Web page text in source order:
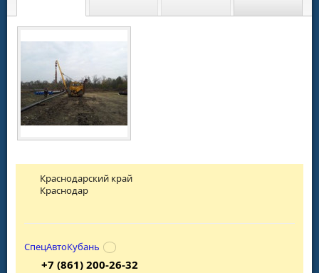
Краснодарский край
Краснодар
СпецАвтоКубань
+7 (861) 200-26-32